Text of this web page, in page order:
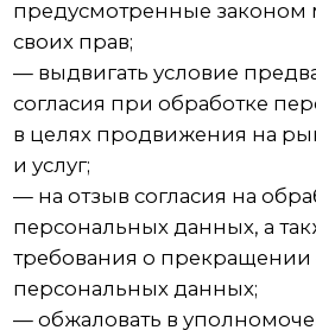
уничтожение и обезличивание
адрес электронной почты
7. Условия обработки персональных
осуществляется с согласия субъекта
персональных данных на обработку его
7.2. Обработка персональных данных
необходима для достижения целей,
предусмотренных международным
законом, для осуществления
законодательством Российской